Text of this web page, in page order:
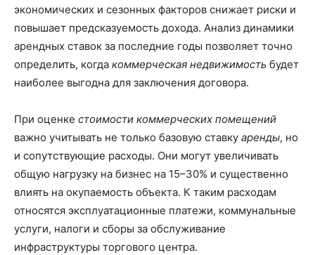
экономических и сезонных факторов снижает риски и
повышает предсказуемость дохода. Анализ динамики
арендных ставок за последние годы позволяет точно
определить, когда коммерческая недвижимость будет
наиболее выгодна для заключения договора.
При оценке стоимости коммерческих помещений
важно учитывать не только базовую ставку аренды, но
и сопутствующие расходы. Они могут увеличивать
общую нагрузку на бизнес на 15–30% и существенно
влиять на окупаемость объекта. К таким расходам
относятся эксплуатационные платежи, коммунальные
услуги, налоги и сборы за обслуживание
инфраструктуры торгового центра.